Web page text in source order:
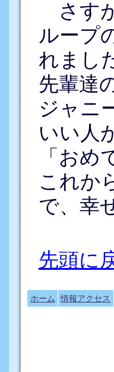
さす
ループ
れまし
先輩達
ジャニ
いい人
「お
これか
で、幸
先頭に
ホーム 情報アクセス